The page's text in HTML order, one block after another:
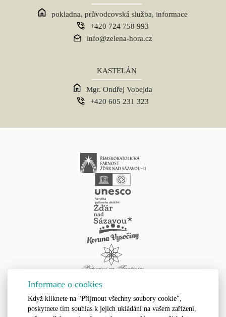
pokladna, průvodcovská služba, informace
+420 724 758 993
info@zelena-hora.cz
KASTELÁN
Mgr. Ondřej Vobejda
+420 605 231 323
Informace o cookies
Když kliknete na "Přijmout všechny soubory cookie",
poskytnete tím souhlas k jejich ukládání na vašem zařízení,